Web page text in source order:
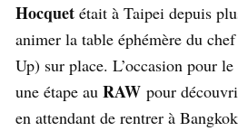
Hocquet était à Taipei depuis
animer la table éphémère du
Up) sur place. L’occasion pour
une étape au RAW pour
en attendant de rentrer à